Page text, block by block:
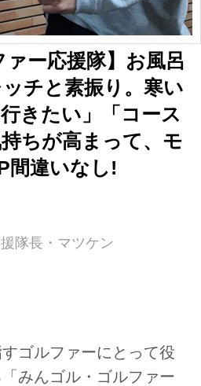
ー応援隊】お風呂
チと素振り。寒い
きたい」「コース
ちが高まって、モ
間違いなし!
隊長・マツケン
ゴルファーにとって役
みんゴル・ゴルファー